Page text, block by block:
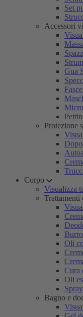
Set
Accessori
Gua
Protezione
Corpo
Visualizza
Trattamenti
Oli
Cura
Oli
Bagno e